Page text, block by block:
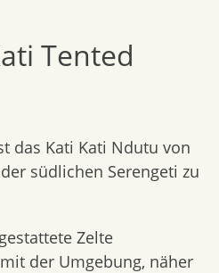
Tented
das Kati Kati Ndutu von
südlichen Serengeti zu
Zelte
der Umgebung, näher